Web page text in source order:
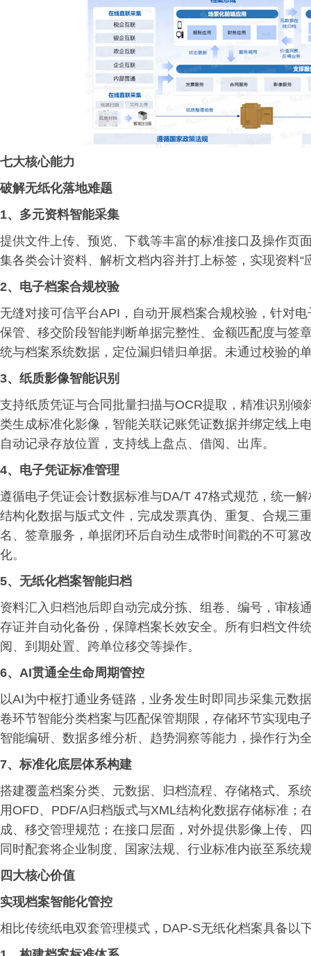
七大核心能力
破解无纸化落地难题
1、 多元资料智能采集
提供文件上传、预览、下载等丰富的标准接口及操作页
集各类会计资料、解析文档内容并打上标签，实现资料“
2、 电子档案合规校验
无缝对接可信平台API，自动开展档案合规校验，针对
保管、移交阶段智能判断单据完整性、金额匹配度与签
统与档案系统数据，定位漏归错归单据。未通过校验的
3、 纸质影像智能识别
支持纸质凭证与合同批量扫描与OCR提取，精准识别
类生成标准化影像，智能关联记账凭证数据并绑定线上
自动记录存放位置，支持线上盘点、借阅、出库。
4、 电子凭证标准管理
遵循电子凭证会计数据标准与DA/T 47格式规范，统一
结构化数据与版式文件，完成发票真伪、重复、合规三
名、签章服务，单据闭环后自动生成带时间戳的不可篡
化。
5、 无纸化档案智能归档
资料汇入归档池后即自动完成分拣、组卷、编号，审核
存证并自动化备份，保障档案长效安全。所有归档文件
阅、到期处置、跨单位移交等操作。
6、 AI贯通全生命周期管控
以AI为中枢打通业务链路，业务发生时即同步采集元数
卷环节智能分类档案与匹配保管期限，存储环节实现电
智能编研、数据多维分析、趋势洞察等能力，操作行为
7、标准化底层体系构建
搭建覆盖档案分类、元数据、归档流程、存储格式、系
用OFD、PDF/A归档版式与XML结构化数据存储标准；
成、移交管理规范；在接口层面，对外提供影像上传、
同时配套将企业制度、国家法规、行业标准内嵌至系
四大核心价值
实现档案智能化管控
相比传统纸电双套管理模式，DAP-S无纸化档案具备以